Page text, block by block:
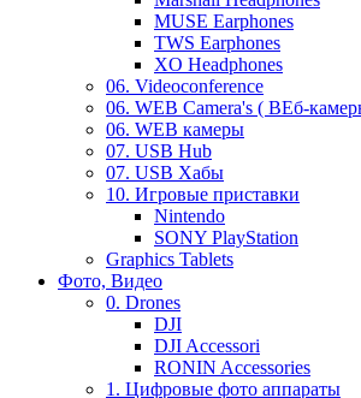
MUSE Earphones
TWS Earphones
XO Headphones
06. Videoconference
06. WEB Camera's ( ВЕб-
06. WEB камеры
07. USB Hub
07. USB Хабы
10. Игровые приставки
Nintendo
SONY PlayStation
Graphics Tablets
Фото, Видео
0. Drones
DJI
DJI Accessori
RONIN Accessories
1. Цифровые фото аппараты